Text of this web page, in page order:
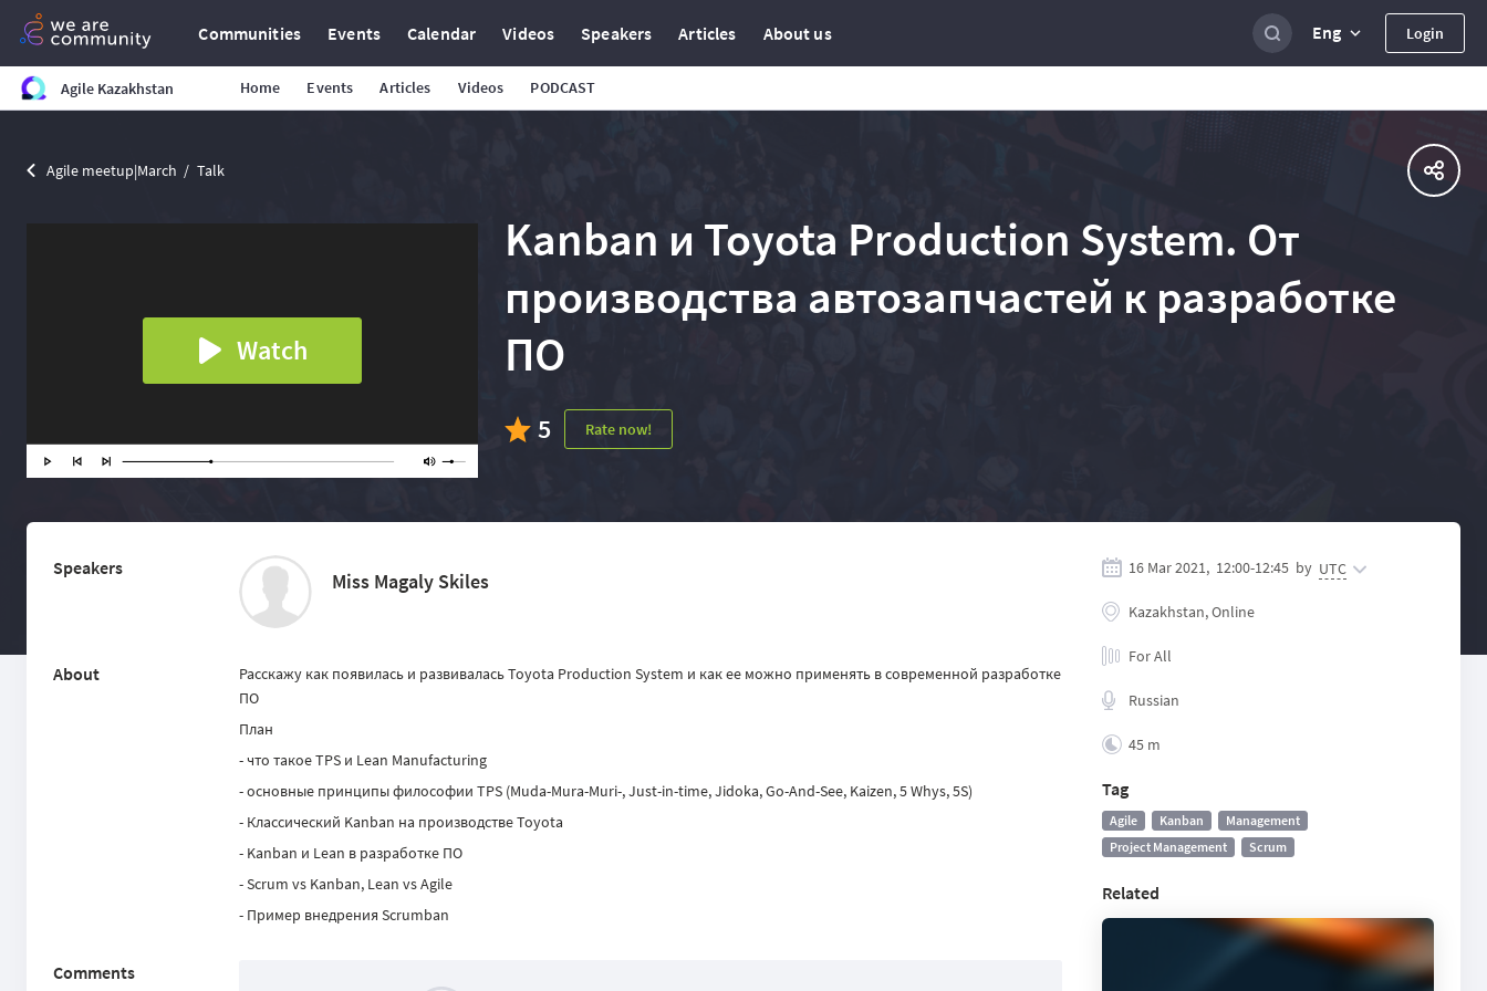
Communities Events Calendar Videos Speakers Articles About us Eng Login
Agile Kazakhstan Home Events Articles Videos PODCAST
Agile meetup|March Talk
Watch
Kanban и Toyota Production System. От
производства автозапчастей к разработке
ПО
5 Rate now!
Speakers
Miss Magaly Skiles
About
Расскажу как появилась и развивалась Toyota Production System и как ее можно применять в современной разработке
ПО
План
- что такое TPS и Lean Manufacturing
- основные принципы философии TPS (Muda-Mura-Muri-, Just-in-time, Jidoka, Go-And-See, Kaizen, 5 Whys, 5S)
- Классический Kanban на производстве Toyota
- Kanban и Lean в разработке ПО
- Scrum vs Kanban, Lean vs Agile
- Пример внедрения Scrumban
Comments
16 Mar 2021, 12:00-12:45 by UTC
Kazakhstan, Online
For All
Russian
45 m
Tag
Agile Kanban
Management
Project Management
Scrum
Related